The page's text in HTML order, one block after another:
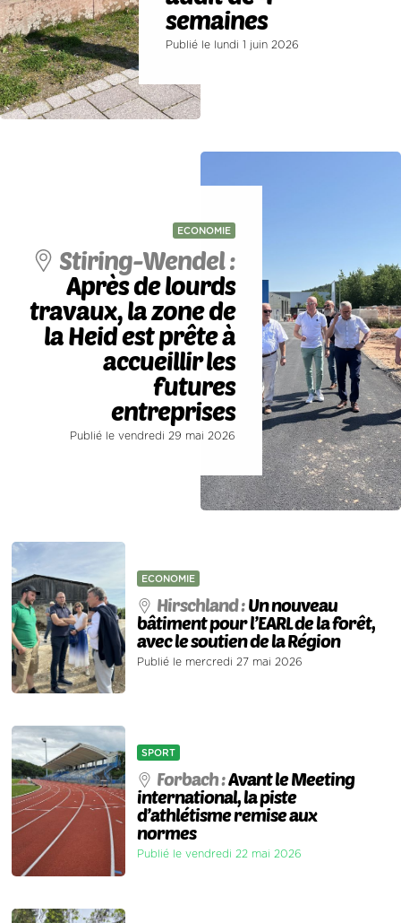
semaines
Publié le lundi 1 juin 2026
ECONOMIE
Stiring-Wendel :
Après de lourds
travaux, la zone de
la Heid est prête à
accueillir les
futures
entreprises
Publié le vendredi 29 mai 2026
ECONOMIE
Hirschland :Un nouveau
bâtiment pour l’EARL de la forêt,
avec le soutien de la Région
Publié le mercredi 27 mai 2026
SPORT
Forbach :Avant le Meeting
international, la piste
d’athlétisme remise aux
normes
Publié le vendredi 22 mai 2026